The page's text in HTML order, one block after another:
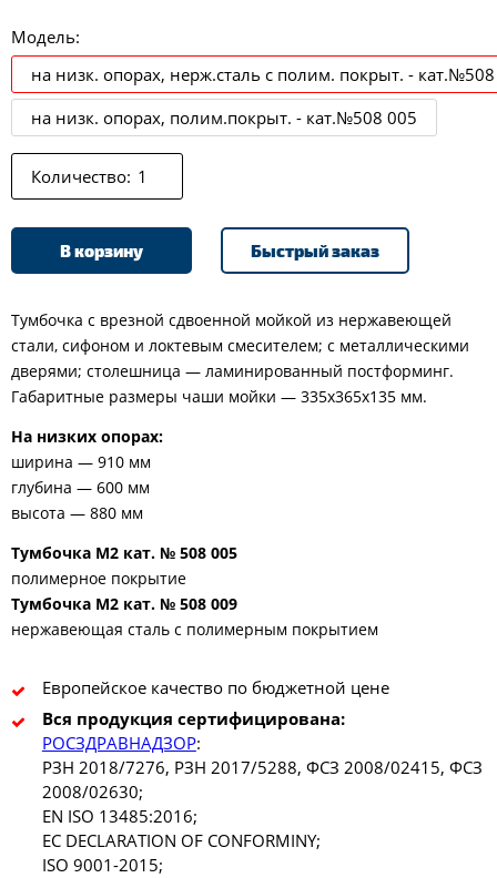
Модель:
на низк. опорах, нерж.сталь c полим. покрыт. -
на низк. опорах, полим.покрыт. - кат.№508 005
Количество:
В корзину Быстрый заказ
Тумбочка с врезной сдвоенной мойкой из нержавеющей
стали, сифоном и локтевым смесителем; с металлическими
дверями; столешница — ламинированный постформинг.
Габаритные размеры чаши мойки — 335х365х135 мм.
На низких опорах:
ширина — 910 мм
глубина — 600 мм
высота — 880 мм
Тумбочка М2 кат. № 508 005
полимерное покрытие
Тумбочка М2 кат. № 508 009
нержавеющая сталь с полимерным покрытием
Европейское качество по бюджетной цене
Вся продукция сертифицирована:
РОСЗДРАВНАДЗОР:
РЗН 2018/7276, РЗН 2017/5288, ФСЗ 2008/02415, ФСЗ
2008/02630;
EN ISO 13485:2016;
EC DECLARATION OF CONFORMINY;
ISO 9001-2015;